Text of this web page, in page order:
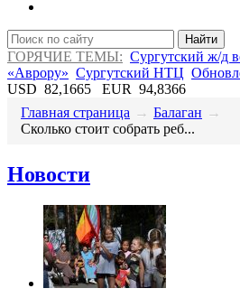
Найти
ГОРЯЧИЕ ТЕМЫ: Сургутский ж/д
«Аврору» Сургутский НТЦ
USD 82,1665 EUR 94,8366
Главная страница → Балаган →
​Сколько стоит собрать реб...
Новости